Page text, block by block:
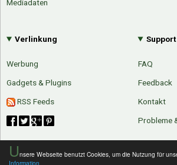
Unsere Webseite benutzt Cookies, um die Nutzung für
Information
Mediadaten
Verlinkung
Werbung
Gadgets & Plugins
RSS Feeds
Support
FAQ
Feedback
Kontakt
Probleme